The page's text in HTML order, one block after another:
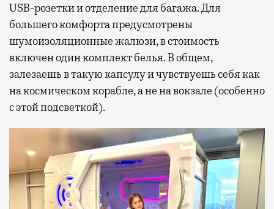
USB-розетки и отделение для багажа. Для
большего комфорта предусмотрены
шумоизоляционные жалюзи, в стоимость
включен один комплект белья. В общем,
залезаешь в такую капсулу и чувствуешь себя как
на космическом корабле, а не на вокзале (особенно
с этой подсветкой).